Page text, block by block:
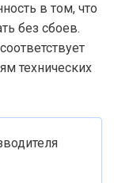
в том, что
без сбоев.
технических